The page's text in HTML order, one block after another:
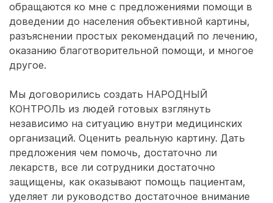
обращаются ко мне с предложениями помощи в
доведении до населения объективной картины,
разъяснении простых рекомендаций по лечению,
оказанию благотворительной помощи, и многое
другое.
Мы договорились создать НАРОДНЫЙ
КОНТРОЛЬ из людей готовых взглянуть
независимо на ситуацию внутри медицинских
организаций. Оценить реальную картину. Дать
предложения чем помочь, достаточно ли
лекарств, все ли сотрудники достаточно
защищены, как оказывают помощь пациентам,
уделяет ли руководство достаточное внимание